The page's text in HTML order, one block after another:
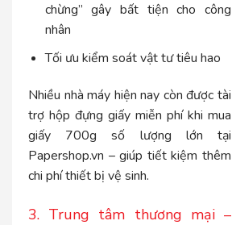
chừng” gây bất tiện cho công
nhân
Tối ưu kiểm soát vật tư tiêu hao
Nhiều nhà máy hiện nay còn được tài
trợ hộp đựng giấy miễn phí khi mua
giấy 700g số lượng lớn tại
Papershop.vn – giúp tiết kiệm thêm
chi phí thiết bị vệ sinh.
3. Trung tâm thương mại –